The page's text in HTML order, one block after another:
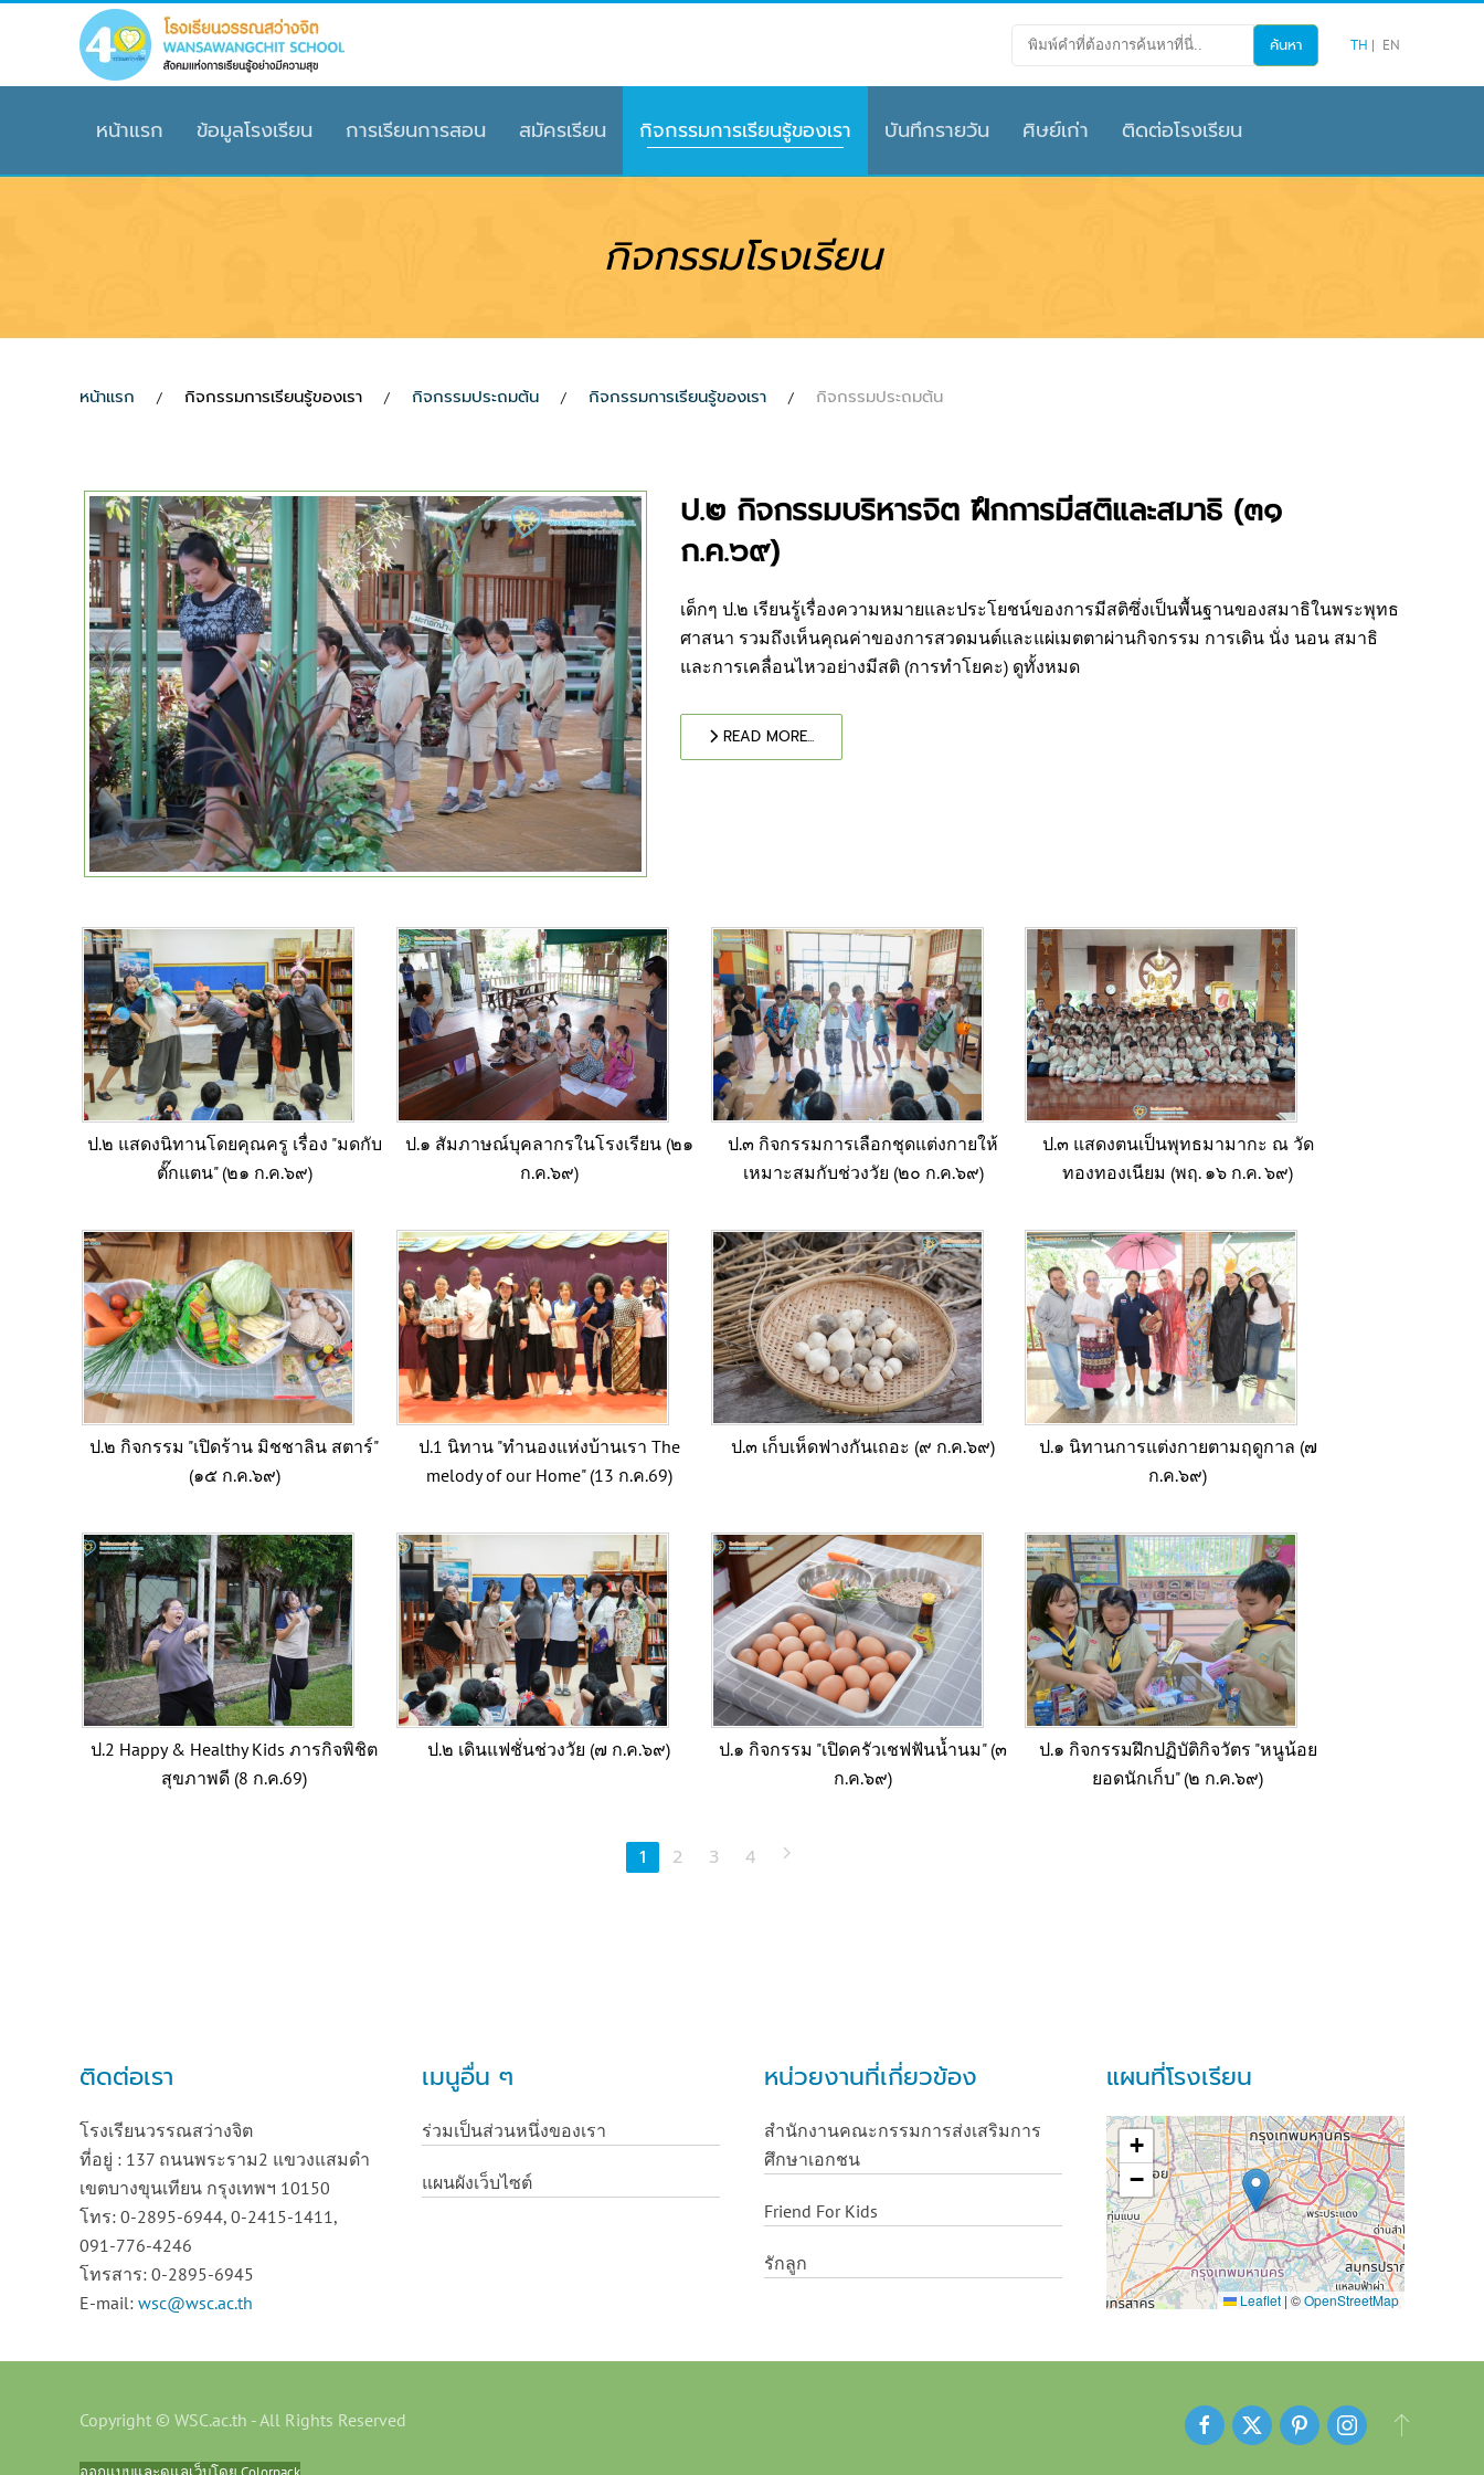
Skip to main content
TH EN
หน้าแรก ข้อมูลโรงเรียน การเรียนการสอน สมัครเรียน กิจกรรมการเรียนรู้ของเรา บันทึกรายวัน ศิษย์เก่า ติดต่อโรงเรียน
กิจกรรมโรงเรียน
หน้าแรก กิจกรรมการเรียนรู้ของเรา กิจกรรมประถมต้น กิจกรรมการเรียนรู้ของเรา กิจกรรมประถมต้น
ป.๒ กิจกรรมบริหารจิต ฝึกการมีสติและสมาธิ (๓๑
ก.ค.๖๙)
เด็กๆ ป.๒ เรียนรู้เรื่องความหมายและประโยชน์ของการมีสติซึ่งเป็นพื้นฐานของสมาธิในพระพุทธ
ศาสนา รวมถึงเห็นคุณค่าของการสวดมนต์และแผ่เมตตาผ่านกิจกรรม การเดิน นั่ง นอน สมาธิ
และการเคลื่อนไหวอย่างมีสติ (การทำโยคะ) ดูทั้งหมด
READ MORE...
ป.๒ แสดงนิทานโดยคุณครู เรื่อง "มดกับ
ตั๊กแตน" (๒๑ ก.ค.๖๙)
ป.๑ สัมภาษณ์บุคลากรในโรงเรียน (๒๑
ก.ค.๖๙)
ป.๓ กิจกรรมการเลือกชุดแต่งกายให้
เหมาะสมกับช่วงวัย (๒๐ ก.ค.๖๙)
ป.๓ แสดงตนเป็นพุทธมามากะ ณ วัด
ทองทองเนียม (พฤ. ๑๖ ก.ค. ๖๙)
ป.๒ กิจกรรม "เปิดร้าน มิชชาลิน สตาร์"
(๑๕ ก.ค.๖๙)
ป.1 นิทาน "ทำนองแห่งบ้านเรา The
melody of our Home" (13 ก.ค.69)
ป.๓ เก็บเห็ดฟางกันเถอะ (๙ ก.ค.๖๙)
ป.๑ นิทานการแต่งกายตามฤดูกาล (๗
ก.ค.๖๙)
ป.2 Happy & Healthy Kids ภารกิจพิชิต
สุขภาพดี (8 ก.ค.69)
ป.๒ เดินแฟชั่นช่วงวัย (๗ ก.ค.๖๙)
ป.๑ กิจกรรม "เปิดครัวเชฟฟันน้ำนม" (๓
ก.ค.๖๙)
ป.๑ กิจกรรมฝึกปฏิบัติกิจวัตร "หนูน้อย
ยอดนักเก็บ" (๒ ก.ค.๖๙)
1 2 3 4
ติดต่อเรา
โรงเรียนวรรณสว่างจิต
ที่อยู่ : 137 ถนนพระราม2 แขวงแสมดำ
เขตบางขุนเทียน กรุงเทพฯ 10150
โทร: 0-2895-6944, 0-2415-1411,
091-776-4246
โทรสาร: 0-2895-6945
E-mail: wsc@wsc.ac.th
เมนูอื่น ๆ
ร่วมเป็นส่วนหนึ่งของเรา
แผนผังเว็บไซต์
หน่วยงานที่เกี่ยวข้อง
สำนักงานคณะกรรมการส่งเสริมการ
ศึกษาเอกชน
Friend For Kids
รักลูก
แผนที่โรงเรียน
+
−
Leaflet | ©OpenStreetMap
Copyright © WSC.ac.th - All Rights Reserved